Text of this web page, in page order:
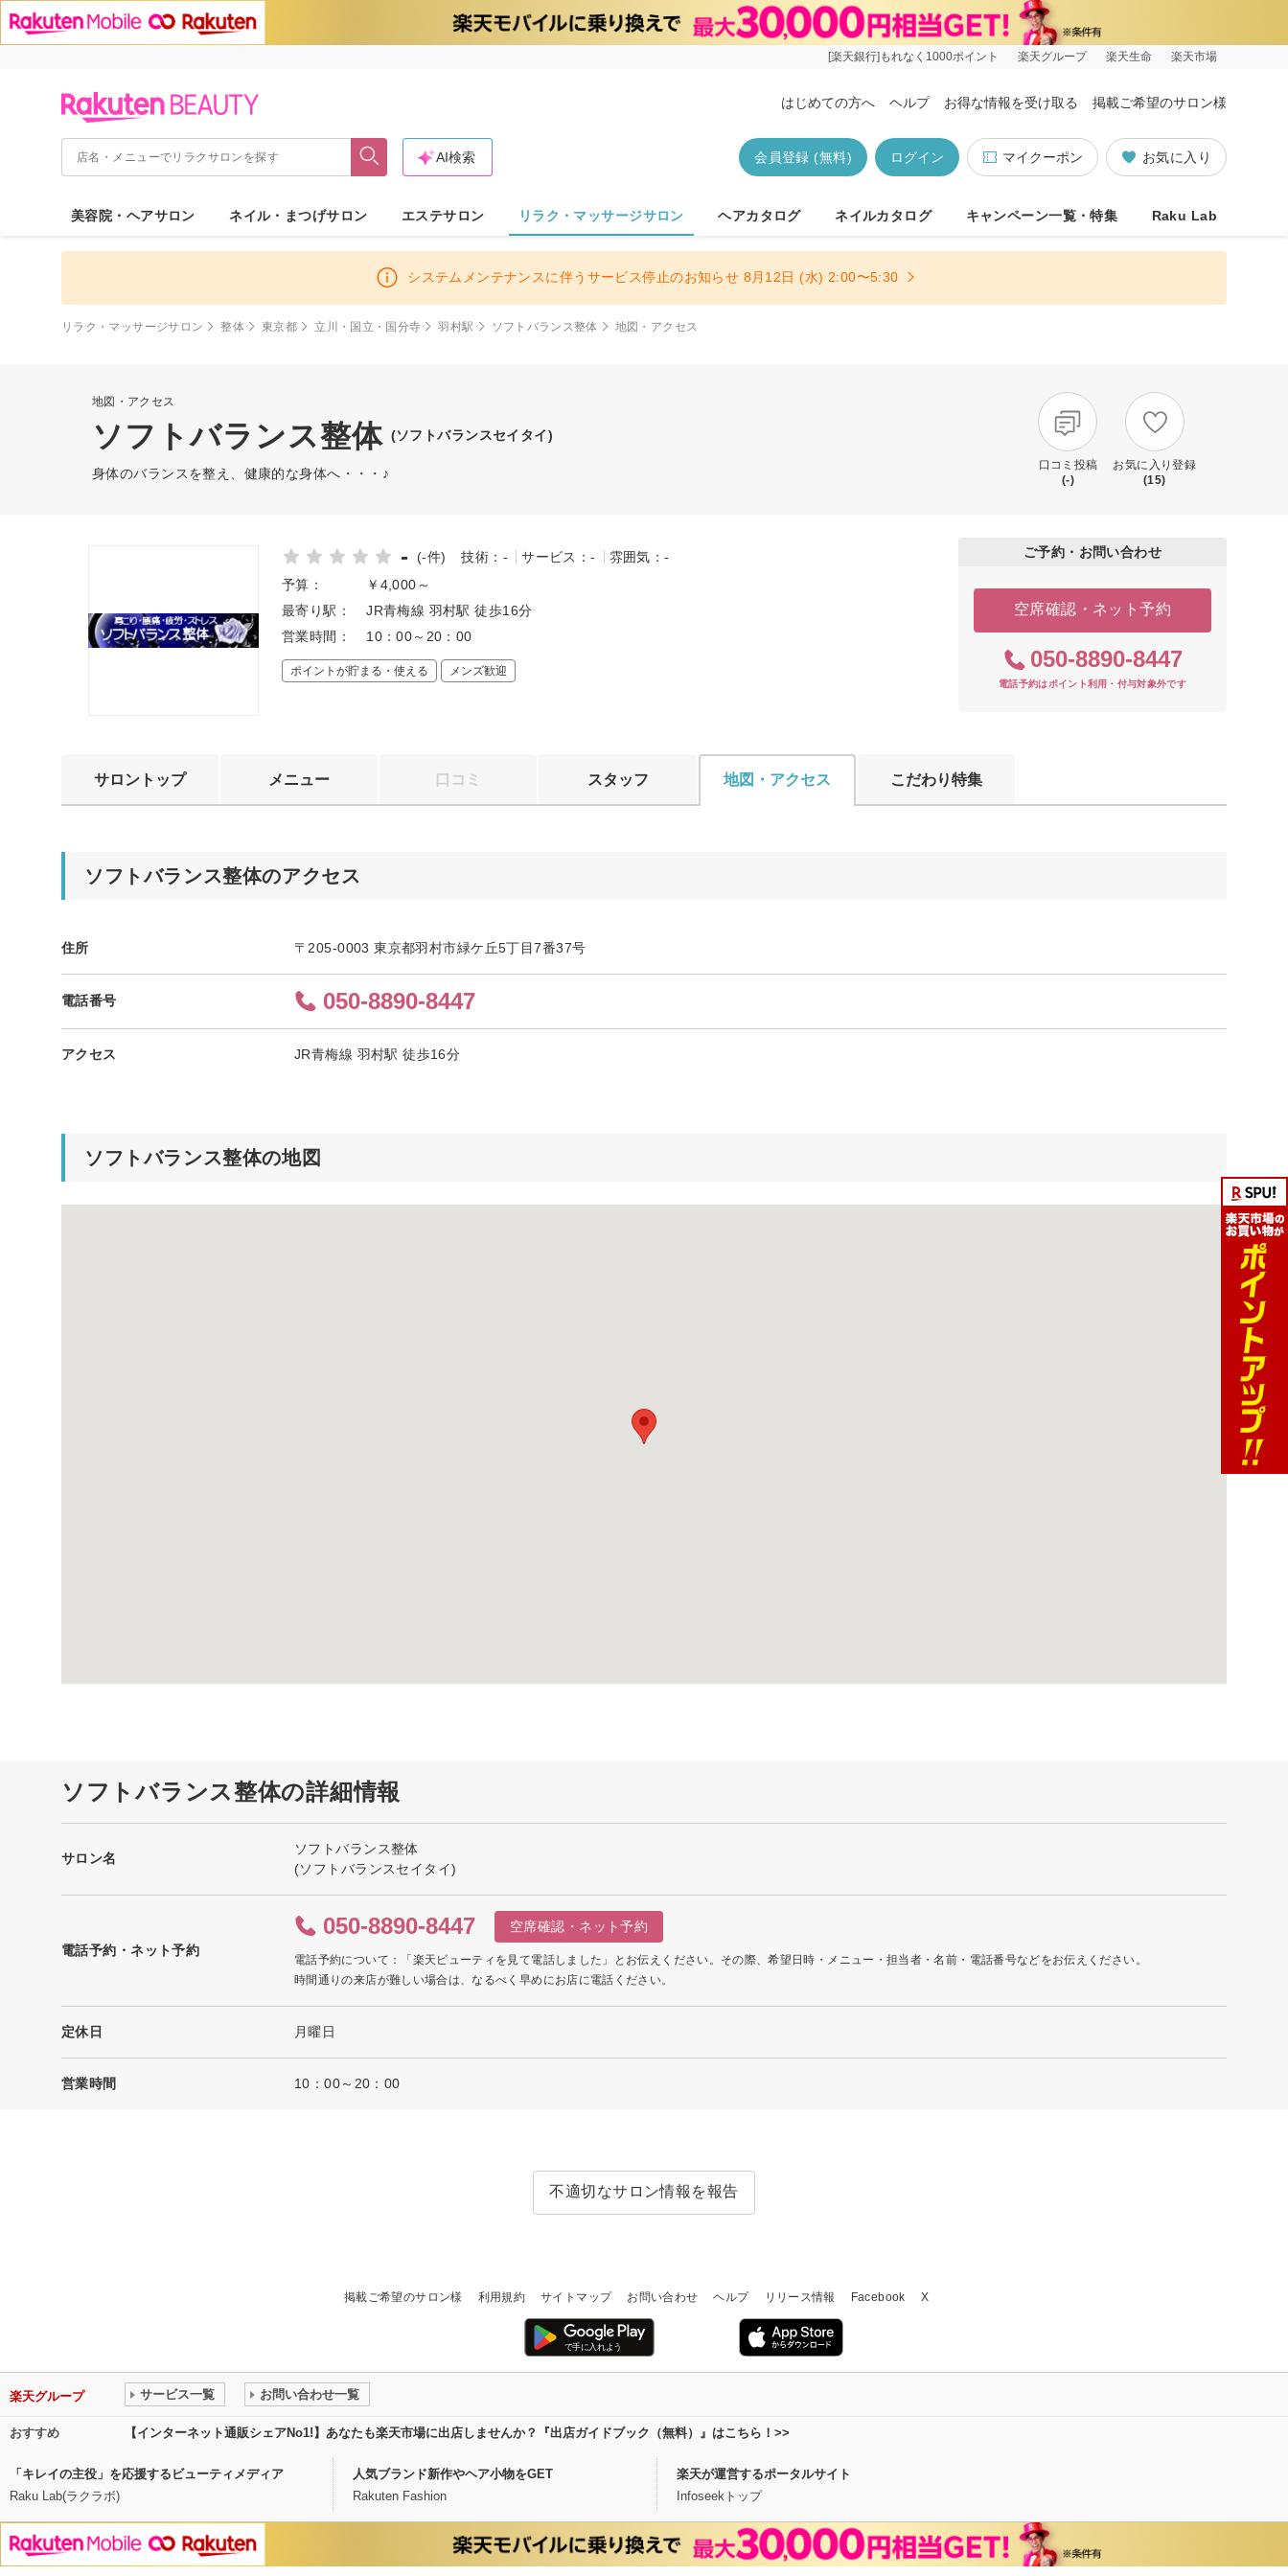
[楽天銀行]もれなく1000ポイント 楽天グループ 楽天生命 楽天市場
はじめての方へ ヘルプ お得な情報を受け取る 掲載ご希望のサロン様
お気に入り
マイクーポン
ログイン
会員登録 (無料)
AI検索
美容院・ヘアサロン ネイル・まつげサロン エステサロン リラク・マッサージサロン ヘアカタログ ネイルカタログ キャンペーン一覧・特集 Raku Lab
システムメンテナンスに伴うサービス停止のお知らせ 8月12日 (水) 2:00〜5:30
リラク・マッサージサロン 整体 東京都 立川・国立・国分寺 羽村駅 ソフトバランス整体 地図・アクセス
地図・アクセス
ソフトバランス整体 (ソフトバランスセイタイ)
身体のバランスを整え、健康的な身体へ・・・♪
口コミ投稿
(-)
お気に入り登録
(15)
- (-件) 技術：- サービス：-
雰囲気：-
予算：
￥4,000～
最寄り駅：
JR青梅線 羽村駅 徒歩16分
営業時間：
10：00～20：00
ポイントが貯まる・使える メンズ歓迎
ご予約・お問い合わせ
空席確認・ネット予約
050-8890-8447
電話予約はポイント利用・付与対象外です
サロントップ メニュー 口コミ スタッフ 地図・アクセス こだわり特集
ソフトバランス整体のアクセス
住所 〒205-0003 東京都羽村市緑ケ丘5丁目7番37号
電話番号 050-8890-8447
アクセス JR青梅線 羽村駅 徒歩16分
ソフトバランス整体の地図
ソフトバランス整体の詳細情報
サロン名
ソフトバランス整体
(ソフトバランスセイタイ)
電話予約・ネット予約
050-8890-8447 空席確認・ネット予約
電話予約について：「楽天ビューティを見て電話しました」とお伝えください。その際、希望日時・メニュー・担当者・名前・電話番号などをお伝えください。
時間通りの来店が難しい場合は、なるべく早めにお店に電話ください。
定休日 月曜日
営業時間 10：00～20：00
不適切なサロン情報を報告
掲載ご希望のサロン様 利用規約 サイトマップ お問い合わせ ヘルプ リリース情報 Facebook X
楽天グループ サービス一覧 お問い合わせ一覧
おすすめ 【インターネット通販シェアNo1!】あなたも楽天市場に出店しませんか？『出店ガイドブック（無料）』はこちら！>>
「キレイの主役」を応援するビューティメディア
Raku Lab(ラクラボ)
人気ブランド新作やヘア小物をGET
Rakuten Fashion
楽天が運営するポータルサイト
Infoseekトップ